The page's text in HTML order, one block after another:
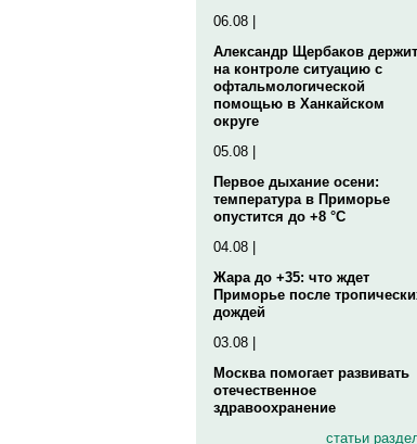
06.08 |
Александр Щербаков держит
на контроле ситуацию с
офтальмологической
помощью в Ханкайском
округе
05.08 |
Первое дыхание осени:
температура в Приморье
опустится до +8 °C
04.08 |
Жара до +35: что ждет
Приморье после
дождей
03.08 |
Москва помогает развивать
отечественное
здравоохранение
статьи